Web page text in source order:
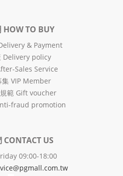
HOW TO BUY
& Payment
Delivery policy
Sales Service
集 VIP Member
範 Gift voucher
fraud promotion
CONTACT US
09:00-18:00